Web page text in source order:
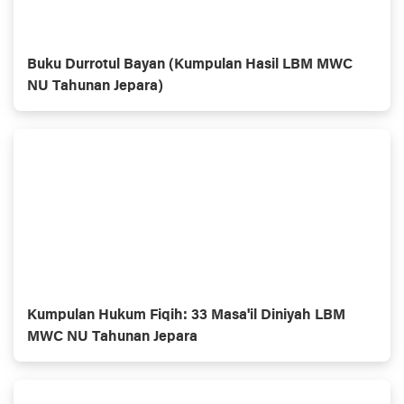
Buku Durrotul Bayan (Kumpulan Hasil LBM MWC
NU Tahunan Jepara)
Kumpulan Hukum Fiqih: 33 Masa'il Diniyah LBM
MWC NU Tahunan Jepara